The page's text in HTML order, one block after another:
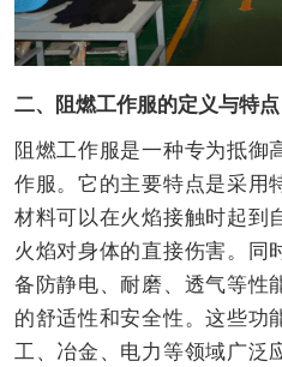
二、阻燃工作服的定义与特点
阻燃工作服是一种专为抵御
作服。它的主要特点是采用
材料可以在火焰接触时起到
火焰对身体的直接伤害。同
备防静电、耐磨、透气等性
的舒适性和安全性。这些功
工、冶金、电力等领域广泛